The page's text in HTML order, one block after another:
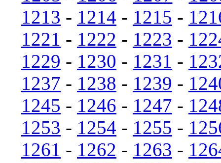
1213 - 1214 - 1215 -
1221 - 1222 - 1223 -
1229 - 1230 - 1231 -
1237 - 1238 - 1239 -
1245 - 1246 - 1247 -
1253 - 1254 - 1255 -
1261 - 1262 - 1263 -